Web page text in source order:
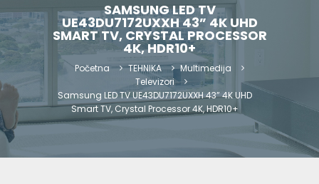
SAMSUNG LED TV
UE43DU7172UXXH 43” 4K UHD
SMART TV, CRYSTAL PROCESSOR
4K, HDR10+
Početna TEHNIKA
Multimedija
Televizori
Samsung LED TV UE43DU7172UXXH 43” 4K UHD
Smart TV, Crystal Processor 4K, HDR10+